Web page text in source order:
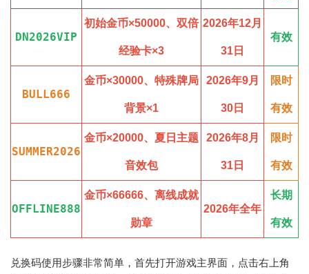
DN2026VIP
初始金币×50000、双倍
经验卡×3
2026年12月
31日
有效
BULL666
金币×30000、特殊牌局
背景×1
2026年9月
30日
限时
有效
SUMMER2026
金币×20000、夏日主题
音效包
2026年8月
31日
限时
有效
OFFLINE888
金币×66666、离线成就
勋章
2026年全年
长期
有效
兑换码使用步骤非常简单，首先打开游戏主界面，点击右上角